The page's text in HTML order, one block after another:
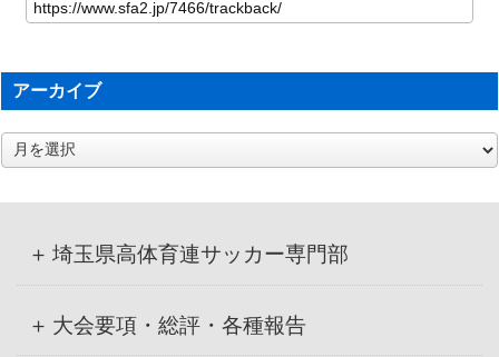
アーカイブ
ア
ー
埼玉県高体育連サッカー専門部
大会要項・総評・各種報告